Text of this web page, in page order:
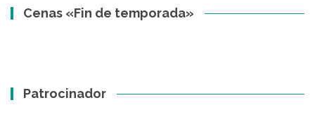
Cenas «Fin de temporada»
Patrocinador